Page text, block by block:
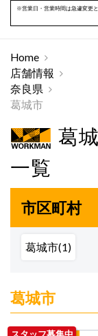
※営業日・営業時間は急遽変更
Home
店舗情報
奈良県
葛城市
葛
一覧
市区町村
葛城市(1)
葛城市